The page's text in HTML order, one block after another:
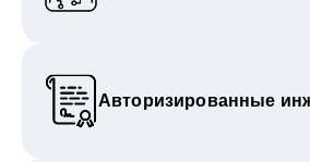
Авторизированные